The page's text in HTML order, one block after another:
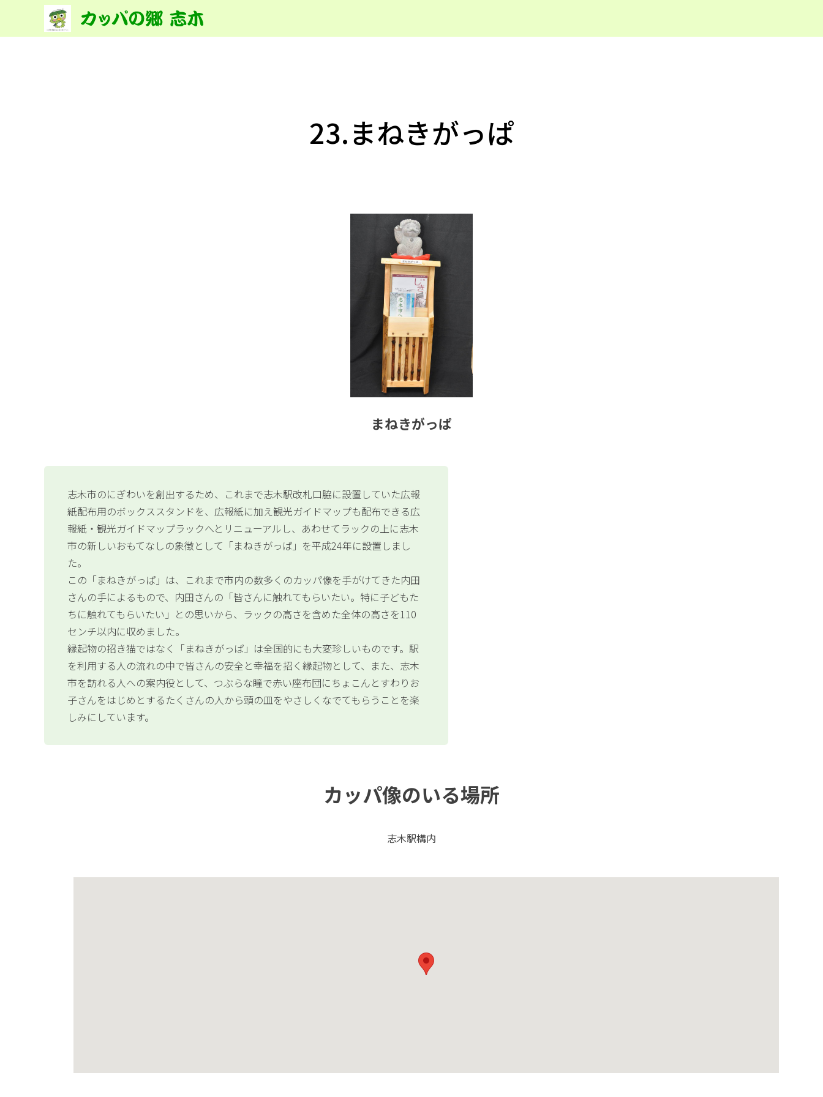
23.まねきがっぱ
まねきがっぱ
志木市のにぎわいを創出するため、これまで志木駅改札口脇に設置していた広報
紙配布用のボックススタンドを、広報紙に加え観光ガイドマップも配布できる広
報紙・観光ガイドマップラックへとリニューアルし、あわせてラックの上に志木
市の新しいおもてなしの象徴として「まねきがっぱ」を平成24年に設置しまし
た。
この「まねきがっぱ」は、これまで市内の数多くのカッパ像を手がけてきた内田
さんの手によるもので、内田さんの「皆さんに触れてもらいたい。特に子どもた
ちに触れてもらいたい」との思いから、ラックの高さを含めた全体の高さを110
センチ以内に収めました。
縁起物の招き猫ではなく「まねきがっぱ」は全国的にも大変珍しいものです。駅
を利用する人の流れの中で皆さんの安全と幸福を招く縁起物として、また、志木
市を訪れる人への案内役として、つぶらな瞳で赤い座布団にちょこんとすわりお
子さんをはじめとするたくさんの人から頭の皿をやさしくなでてもらうことを楽
しみにしています。
カッパ像のいる場所
志木駅構内